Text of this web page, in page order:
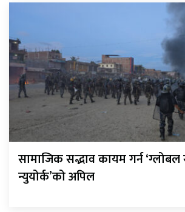
सामाजिक सद्भाव कायम गर्न
न्युयोर्क’को अपिल